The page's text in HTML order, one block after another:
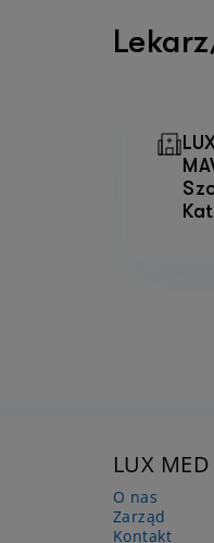
LUX
O nas
Zarząd
Kontakt